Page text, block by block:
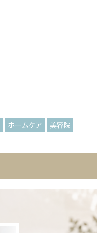
ホームケア 美容院